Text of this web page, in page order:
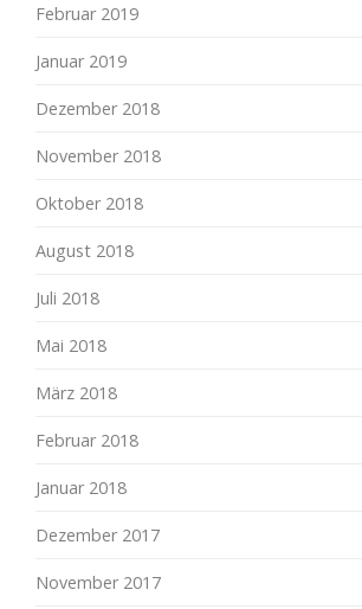
Februar 2019
Januar 2019
Dezember 2018
November 2018
Oktober 2018
August 2018
Juli 2018
Mai 2018
März 2018
Februar 2018
Januar 2018
Dezember 2017
November 2017